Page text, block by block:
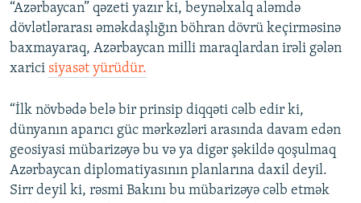
“Azərbaycan” qəzeti yazır ki, beynəlxalq aləmdə
dövlətlərarası əməkdaşlığın böhran dövrü keçirməsinə
baxmayaraq, Azərbaycan milli maraqlardan irəli gələn
xarici siyasət yürüdür.
“İlk növbədə belə bir prinsip diqqəti cəlb edir ki,
dünyanın aparıcı güc mərkəzləri arasında davam edən
geosiyasi mübarizəyə bu və ya digər şəkildə qoşulmaq
Azərbaycan diplomatiyasının planlarına daxil deyil.
Sirr deyil ki, rəsmi Bakını bu mübarizəyə cəlb etmək